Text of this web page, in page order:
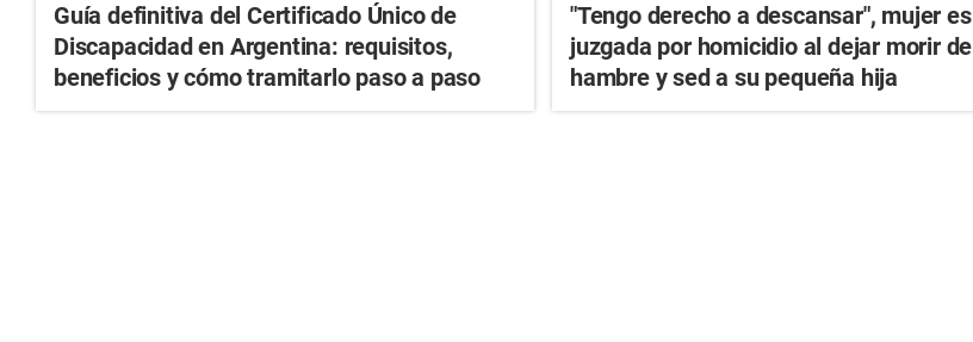
Guía definitiva del Certificado Único de
Discapacidad en Argentina: requisitos,
beneficios y cómo tramitarlo paso a paso
"Tengo derecho a descansar", mujer es
juzgada por homicidio al dejar morir de
hambre y sed a su pequeña hija